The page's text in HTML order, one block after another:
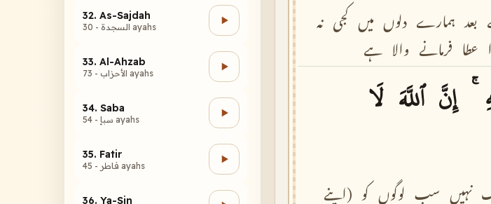
32. As-Sajdah
السجدة - 30 ayahs
33. Al-Ahzab
الأحزاب - 73 ayahs
34. Saba
سبإ - 54 ayahs
35. Fatir
فاطر - 45 ayahs
36. Ya-Sin
بعد ہمارے دلوں میں کجی نہ
عطا فرمانے والا ہے
إِنَّ ٱللَّهَ لَا
نہیں سب لوگوں کو (اپنے